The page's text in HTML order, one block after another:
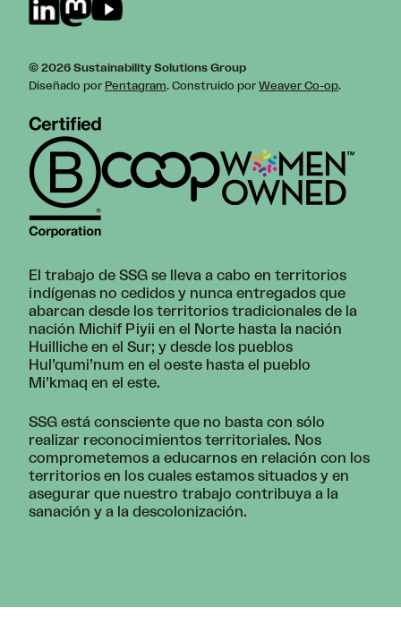
© 2026 Sustainability Solutions Group
Diseñado por Pentagram. Construido por Weaver Co-op.
El trabajo de SSG se lleva a cabo en territorios
indígenas no cedidos y nunca entregados que
abarcan desde los territorios tradicionales de la
nación Michif Piyii en el Norte hasta la nación
Huilliche en el Sur; y desde los pueblos
Hul’qumi’num en el oeste hasta el pueblo
Mi’kmaq en el este.
SSG está consciente que no basta con sólo
realizar reconocimientos territoriales. Nos
comprometemos a educarnos en relación con los
territorios en los cuales estamos situados y en
asegurar que nuestro trabajo contribuya a la
sanación y a la descolonización.